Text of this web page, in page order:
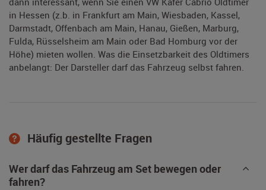
in Hessen (z.b. in Frankfurt am Main, Wiesbaden, Kassel,
Darmstadt, Offenbach am Main, Hanau, Gießen, Marburg,
Fulda, Rüsselsheim am Main oder Bad Homburg vor der
Höhe) mieten wollen. Was die Einsetzbarkeit des Oldtimers
anbelangt: Der Darsteller darf das Fahrzeug selbst fahren.
Häufig gestellte Fragen
Wer darf das Fahrzeug am Set bewegen oder
fahren?